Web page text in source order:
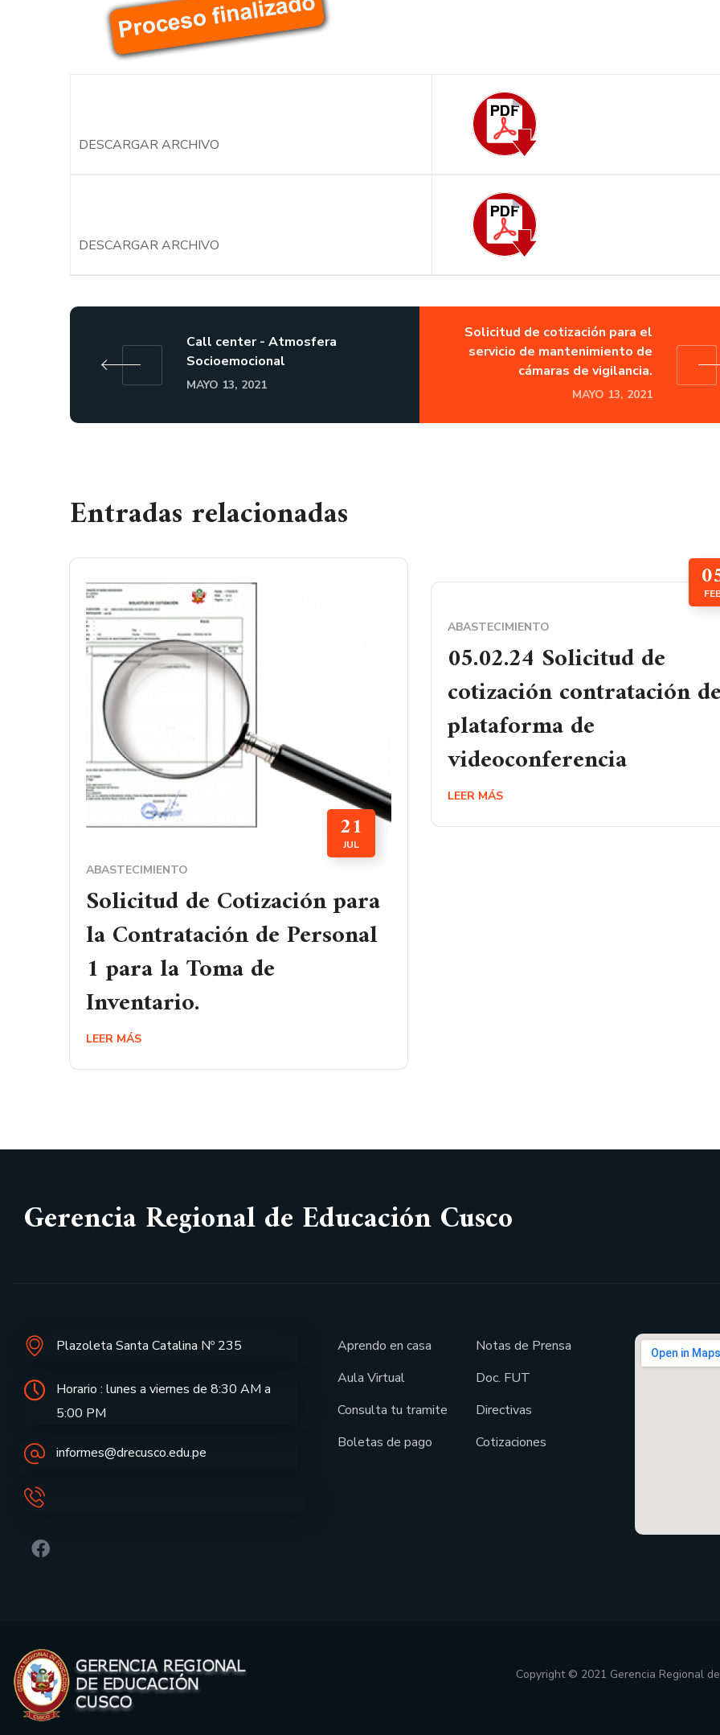
DESCARGAR ARCHIVO
DESCARGAR ARCHIVO
Call center - Atmosfera
Socioemocional
MAYO 13, 2021
Solicitud de cotización para el
servicio de mantenimiento de
cámaras de vigilancia.
MAYO 13, 2021
Entradas relacionadas
21
JUL
ABASTECIMIENTO
Solicitud de Cotización para
la Contratación de Personal
1 para la Toma de
Inventario.
LEER MÁS
ABASTECIMIENTO
05.02.24 Solicitud de
cotización contratación
plataforma de
videoconferencia
LEER MÁS
Gerencia Regional de Educación Cusco
Plazoleta Santa Catalina Nº 235
Horario : lunes a viernes de 8:30 AM a
5:00 PM
informes@drecusco.edu.pe
Aprendo en casa
Aula Virtual
Consulta tu tramite
Boletas de pago
Notas de Prensa
Doc. FUT
Directivas
Cotizaciones
Copyright © 2021 Gerencia Regional